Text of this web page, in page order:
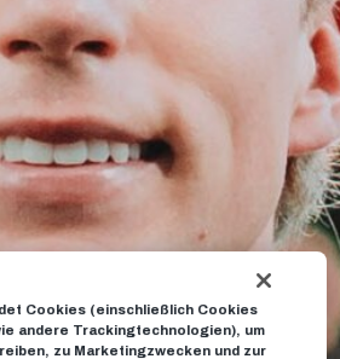
Cookies (einschließlich Cookies
andere Trackingtechnologien), um
zu Marketingzwecken und zur